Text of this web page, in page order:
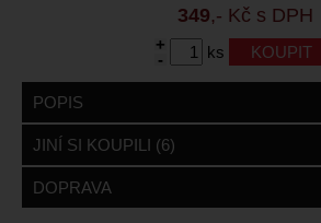
349,- Kč s DPH
+
-
ks
POPIS
JINÍ SI KOUPILI (6)
DOPRAVA